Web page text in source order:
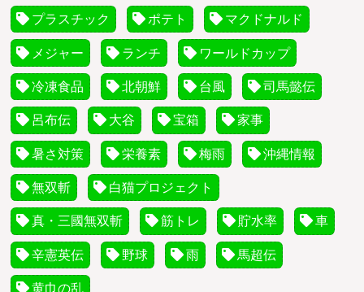
プラスチック ポテト マクドナルド
メジャー ランチ ワールドカップ
冷凍食品 北朝鮮 台風 司馬懿伝
呂布伝 大谷 宝箱 家事
暑さ対策 栄養素 梅雨 沖縄情報
無双斬 白猫プロジェクト
真・三國無双斬 筋トレ 貯水率 車
辛憲英伝 野球 雨 馬超伝
黄巾の乱